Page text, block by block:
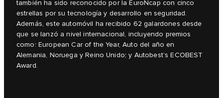
también ha sido reconocido por la EuroNcap con cinco
estrellas por su tecnología y desarrollo en seguridad.
Además, este automóvil ha recibido 62 galardones desde
que se lanzó a nivel internacional, incluyendo premios
como: European Car of the Year, Auto del año en
Alemania, Noruega y Reino Unido; y Autobest’s ECOBEST
Award.